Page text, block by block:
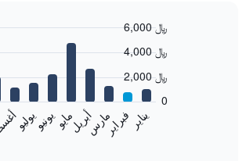
ينايرفبرايرمارسأبريلمايويونيويوليو
0
2,000 ﷼
4,000 ﷼
6,000 ﷼